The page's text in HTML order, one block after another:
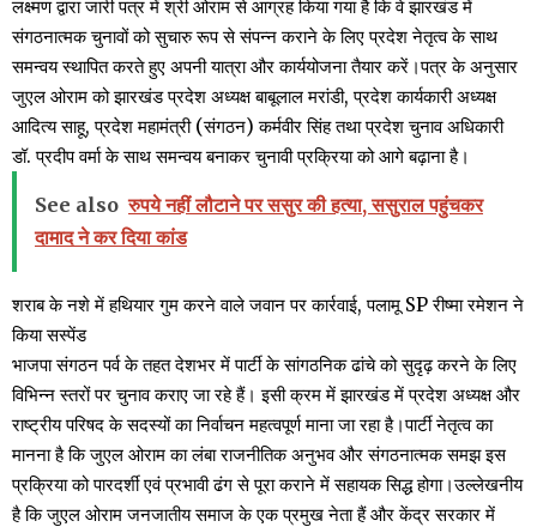
लक्ष्मण द्वारा जारी पत्र में श्री ओराम से आग्रह किया गया है कि वे झारखंड में
संगठनात्मक चुनावों को सुचारु रूप से संपन्न कराने के लिए प्रदेश नेतृत्व के साथ
समन्वय स्थापित करते हुए अपनी यात्रा और कार्ययोजना तैयार करें।पत्र के अनुसार
जुएल ओराम को झारखंड प्रदेश अध्यक्ष बाबूलाल मरांडी, प्रदेश कार्यकारी अध्यक्ष
आदित्य साहू, प्रदेश महामंत्री (संगठन) कर्मवीर सिंह तथा प्रदेश चुनाव अधिकारी
डॉ. प्रदीप वर्मा के साथ समन्वय बनाकर चुनावी प्रक्रिया को आगे बढ़ाना है।
See also रुपये नहीं लौटाने पर ससुर की हत्या, ससुराल पहुंचकर
दामाद ने कर दिया कांड
शराब के नशे में हथियार गुम करने वाले जवान पर कार्रवाई, पलामू SP रीष्मा रमेशन ने
किया सस्पेंड
भाजपा संगठन पर्व के तहत देशभर में पार्टी के सांगठनिक ढांचे को सुदृढ़ करने के लिए
विभिन्न स्तरों पर चुनाव कराए जा रहे हैं। इसी क्रम में झारखंड में प्रदेश अध्यक्ष और
राष्ट्रीय परिषद के सदस्यों का निर्वाचन महत्वपूर्ण माना जा रहा है।पार्टी नेतृत्व का
मानना है कि जुएल ओराम का लंबा राजनीतिक अनुभव और संगठनात्मक समझ इस
प्रक्रिया को पारदर्शी एवं प्रभावी ढंग से पूरा कराने में सहायक सिद्ध होगा।उल्लेखनीय
है कि जुएल ओराम जनजातीय समाज के एक प्रमुख नेता हैं और केंद्र सरकार में